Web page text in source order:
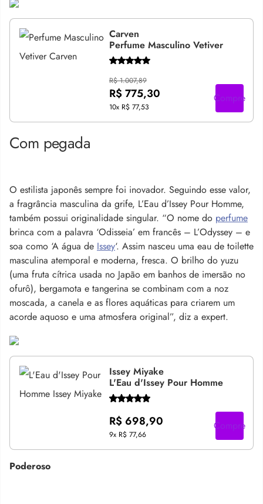
Carven
Perfume Masculino Vetiver
R$ 1.007,89
R$ 775,30
10x R$ 77,53
Compre
Com pegada
O estilista japonês sempre foi inovador. Seguindo esse valor,
a fragrância masculina da grife, L’Eau d’Issey Pour Homme,
também possui originalidade singular. “O nome do perfume
brinca com a palavra ‘Odisseia’ em francês – L’Odyssey – e
soa como ‘A água de Issey‘. Assim nasceu uma eau de toilette
masculina atemporal e moderna, fresca. O brilho do yuzu
(uma fruta cítrica usada no Japão em banhos de imersão no
ofurô), bergamota e tangerina se combinam com a noz
moscada, a canela e as flores aquáticas para criarem um
acorde aquoso e uma atmosfera original”, diz a expert.
Issey Miyake
L'Eau d'Issey Pour Homme
R$ 698,90
9x R$ 77,66
Compre
Poderoso